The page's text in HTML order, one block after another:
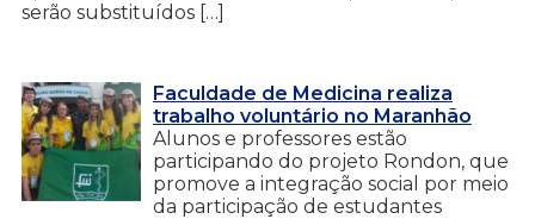
serão substituídos […]
Faculdade de Medicina realiza
trabalho voluntário no Maranhão
Alunos e professores estão
participando do projeto Rondon, que
promove a integração social por meio
da participação de estudantes